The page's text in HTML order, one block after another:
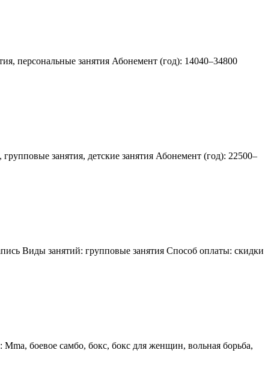
персональные занятия Абонемент (год): 14040–34800
занятия, детские занятия Абонемент (год): 22500–
Виды занятий: групповые занятия Способ оплаты: скидки
боевое самбо, бокс, бокс для женщин, вольная борьба,